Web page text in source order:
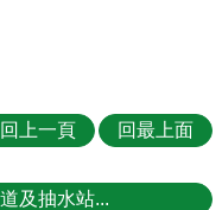
回上一頁 回最上面
及抽水站...